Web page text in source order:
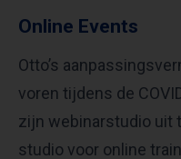
Online Events
Otto’s
voren tijdens de
zijn webinarstudio uit
studio voor online